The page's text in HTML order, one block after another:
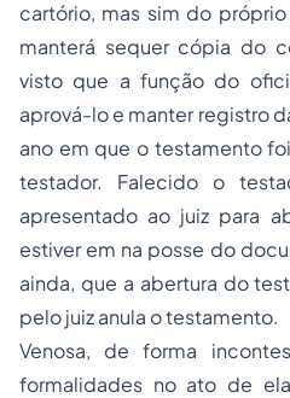
cartório, mas sim do
manterá sequer cópia do
visto que a função do
aprová-lo e manter registro
ano em que o testamento
testador. Falecido o
apresentado ao juiz para
estiver em na posse do
ainda, que a abertura do
pelo juiz anula o testamento.
Venosa, de forma
formalidades no ato de